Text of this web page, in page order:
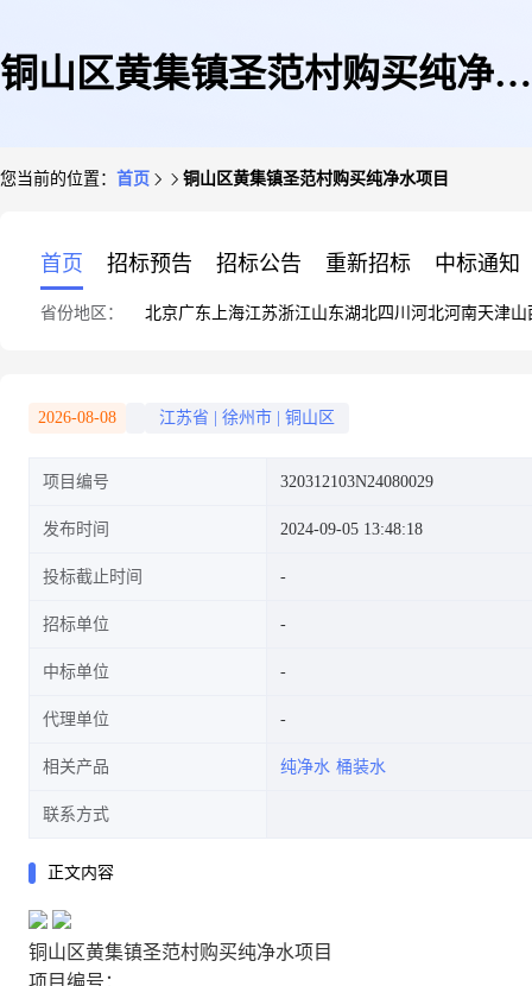
铜山区黄集镇圣范村购买纯净水
您当前的位置： 首页 铜山区黄集镇圣范村购买纯净水项目
首页 招标预告 招标公告 重新招标 中标通知
省份地区： 北京广东 上海江苏浙江山东湖北四川 河北河南天津山
2026-08-08 江苏省 徐州市 铜山区
项目编号 320312103N24080029
发布时间 2024-09-05 13:48:18
投标截止时间
招标单位
中标单位
代理单位
相关产品 纯净水 桶装水
联系方式
正文内容
铜山区黄集镇圣范村购买纯净水项目
项目编号：